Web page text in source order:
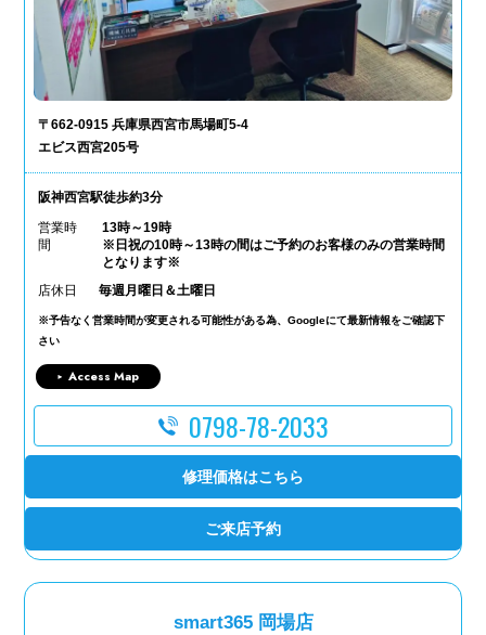
〒662-0915 兵庫県西宮市馬場町5-4
エビス西宮205号
阪神西宮駅徒歩約3分
営業時
間
13時～19時
※日祝の10時～13時の間はご予約のお客様のみの営業時間
となります※
店休日
毎週月曜日＆土曜日
※予告なく営業時間が変更される可能性がある為、Googleにて最新情報をご確認下
さい
Access Map
0798-78-2033
修理価格はこちら
ご来店予約
smart365 岡場店